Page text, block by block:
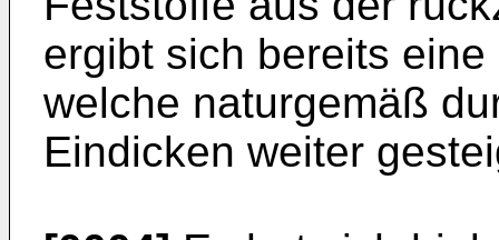
ergibt sich bereits
welche naturgemäß
Eindicken weiter